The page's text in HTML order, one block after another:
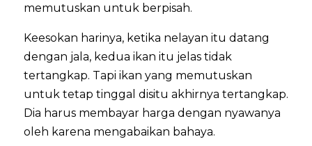
memutuskan untuk berpisah.
Keesokan harinya, ketika nelayan itu datang
dengan jala, kedua ikan itu jelas tidak
tertangkap. Tapi ikan yang memutuskan
untuk tetap tinggal disitu akhirnya tertangkap.
Dia harus membayar harga dengan nyawanya
oleh karena mengabaikan bahaya.